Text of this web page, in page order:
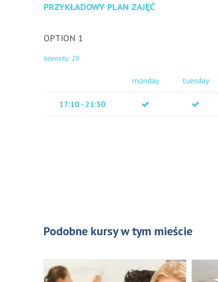
PRZYKŁADOWY PLAN ZAJĘĆ
OPTION 1
Intensity: 20
monday tuesday
17:10 - 21:30
Podobne kursy w tym mieście